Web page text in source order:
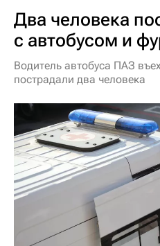
Два человека
с автобусом и
Водитель автобуса ПАЗ
пострадали два человека